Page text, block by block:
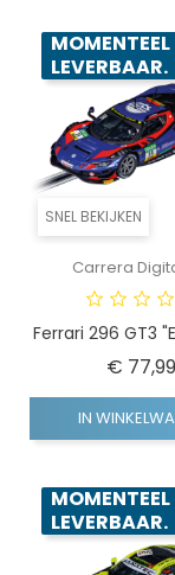
SNEL BEKIJKEN
LEVERBAAR.
Carrera
Ferrari 296 GT3
€ 77,99
IN
LEVERBAAR.